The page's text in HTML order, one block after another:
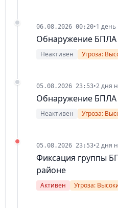
06.08.2026 00:20•1 день
Обнаружение БПЛА
Неактивен Угроза:
05.08.2026 23:53•2 дня
Обнаружение БПЛА
Неактивен Угроза:
05.08.2026 23:53•2 дня
Фиксация группы
районе
Активен Угроза: